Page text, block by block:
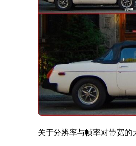
关于分辨率与帧率对带宽的